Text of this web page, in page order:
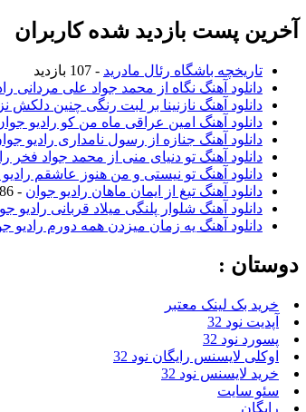
آخرین پست بازدید شده کاربران
تاریخچه باشگاه رئال مادرید - 107 بازدید
دانلود آهنگ نگاه از محمد جواد علی مردانی
دانلود آهنگ نازنینا بر لبت رنگی چنین دلکش
دانلود آهنگ امین عراقی ماه من کو رادیو
دانلود آهنگ جنازه از رسول نامداری رادیو
دانلود آهنگ تو دنیای منی از محمد جواد فخر
دانلود آهنگ تو نیستی و من هنوز عاشقم
دانلود آهنگ تیغ از ایمان ماهان رادیو جوان - 986 بازدید
دانلود آهنگ شلوار پلنگی میلاد قربانی رادیو
دانلود آهنگ یه زمان میزدن همه دورم رادیو
دوستان :
خرید بک لینک معتبر
آپدیت نود 32
پسورد نود 32
اوکلی لایسنس رایگان نود 32
خرید لایسنس نود 32
سئو سایت
رایگان